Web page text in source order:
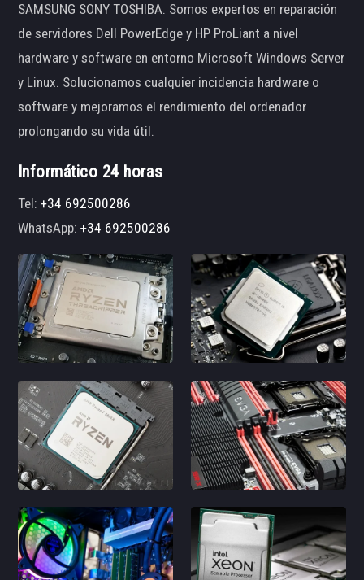
SAMSUNG SONY TOSHIBA. Somos expertos en reparación
de servidores Dell PowerEdge y HP ProLiant a nivel
hardware y software en entorno Microsoft Windows Server
y Linux. Solucionamos cualquier incidencia hardware o
software y mejoramos el rendimiento del ordenador
prolongando su vida útil.
Informático 24 horas
Tel:+34 692500286
WhatsApp:+34 692500286